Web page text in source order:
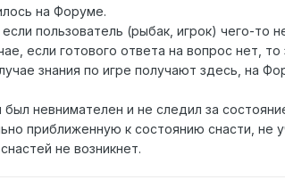
на Форуме.
пользователь (рыбак, игрок) чего-то
если готового ответа на вопрос нет, то
знания по игре получают здесь, на
невнимателен и не следил за
приближенную к состоянию снасти, не
не возникнет.